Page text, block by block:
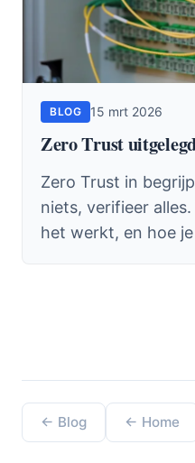
BLOG 15 mrt 2026
Zero Trust
Zero Trust in
niets, verifieer
het werkt, en hoe
← Blog ← Home